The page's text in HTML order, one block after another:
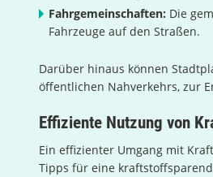
Fahrgemeinschaften: Die
Fahrzeuge auf den Straßen.
Darüber hinaus können
öffentlichen Nahverkehrs, zur
Effiziente Nutzung von
Ein effizienter Umgang mit
Tipps für eine